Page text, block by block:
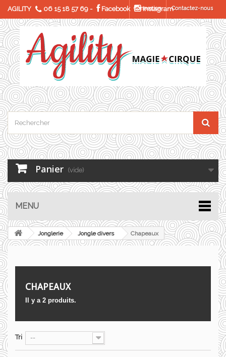
AGILITY 06 15 18 57 69 - Facebook InstagramContactez-nous
Connexion
Panier (vide)
MENU
Jonglerie Jongle divers Chapeaux
CHAPEAUX
Il y a 2 produits.
Tri --